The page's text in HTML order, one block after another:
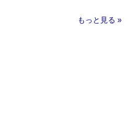
もっと見る »